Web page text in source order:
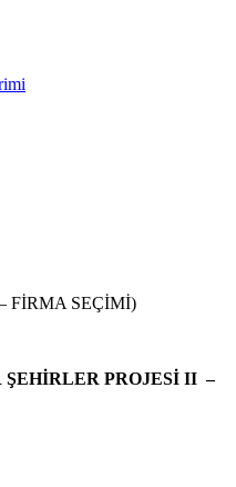
FİRMA SEÇİMİ)
PROJESİ II –